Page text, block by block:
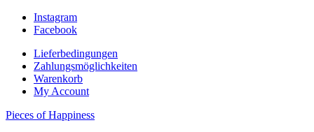
Instagram
Facebook
Lieferbedingungen
Zahlungsmöglichkeiten
Warenkorb
My Account
Pieces of Happiness